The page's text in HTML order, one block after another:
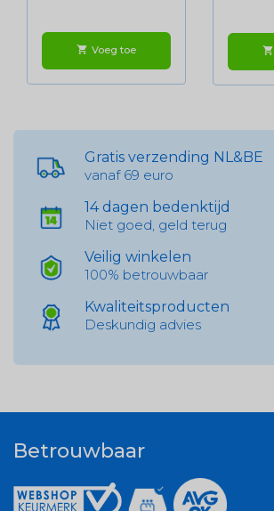
shopping_cart Voeg toe shopping_cart
Gratis verzending NL&BE
vanaf 69 euro
14 dagen bedenktijd
Niet goed, geld terug
Veilig winkelen
100% betrouwbaar
Kwaliteitsproducten
Deskundig advies
Betrouwbaar